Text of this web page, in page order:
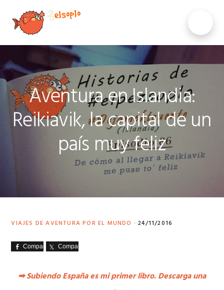
navegación
contenido
principal
de
Aventura en Islandia:
Reikiavik, la capital de un
país muy feliz
VIAJES DE AVENTURA POR EL MUNDO · 24/11/2016
Comparte Comparte
➡Subiendo España es mi primer libro. Descarga una